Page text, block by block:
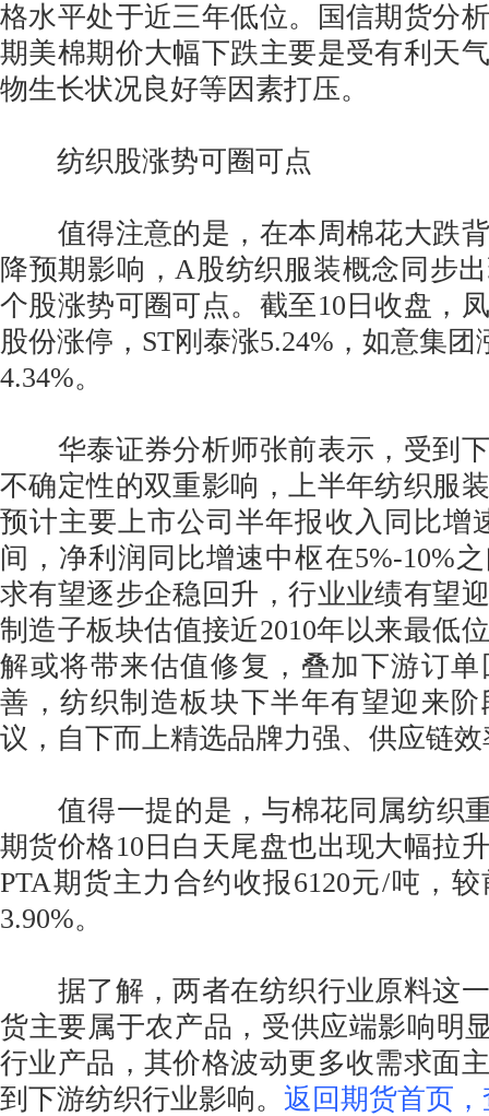
格水平处于近三年低位。国信期货分
期美棉期价大幅下跌主要是受有利天
物生长状况良好等因素打压。
纺织股涨势可圈可点
值得注意的是，在本周棉花大跌背
降预期影响，A股纺织服装概念同步
个股涨势可圈可点。截至10日收盘，
股份涨停，ST刚泰涨5.24%，如意集团
4.34%。
华泰证券分析师张前表示，受到下
不确定性的双重影响，上半年纺织服
预计主要上市公司半年报收入同比增
间，净利润同比增速中枢在5%-10%
求有望逐步企稳回升，行业业绩有望
制造子板块估值接近2010年以来最低
解或将带来估值修复，叠加下游订
善，纺织制造板块下半年有望迎来
议，自下而上精选品牌力强、供应链
值得一提的是，与棉花同属纺织重
期货价格10日白天尾盘也出现大幅拉
PTA期货主力合约收报6120元/吨，
3.90%。
据了解，两者在纺织行业原料这一
货主要属于农产品，受供应端影响明
行业产品，其价格波动更多收需求面
到下游纺织行业影响。 返回期货首页